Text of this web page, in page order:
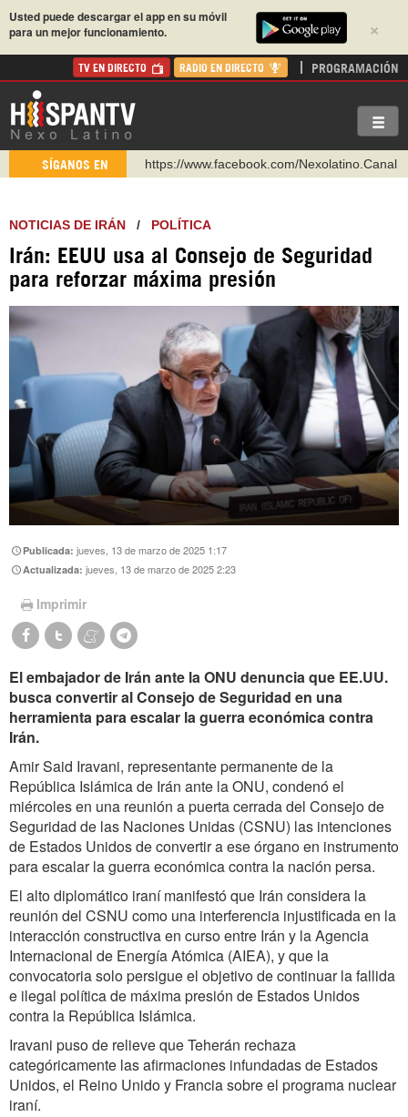
×
Usted puede descargar el app en su móvil
para un mejor funcionamiento.
TV EN DIRECTO RADIO EN DIRECTO PROGRAMACIÓN
SÍGANOS EN
https://www.facebook.com/Nexolatino.Canal
http://twitter.com/nexo_latino
https://t.me/hispantvcanal
https://urmedium.com/c/hispantv
Instagram como: hispan_tv
NOTICIAS DE IRÁN / POLÍTICA
Irán: EEUU usa al Consejo de Seguridad
para reforzar máxima presión
Publicada:jueves, 13 de marzo de 2025 1:17
Actualizada:jueves, 13 de marzo de 2025 2:23
Imprimir
El embajador de Irán ante la ONU denuncia que EE.UU.
busca convertir al Consejo de Seguridad en una
herramienta para escalar la guerra económica contra
Irán.
Amir Said Iravani, representante permanente de la
República Islámica de Irán ante la ONU, condenó el
miércoles en una reunión a puerta cerrada del Consejo de
Seguridad de las Naciones Unidas (CSNU) las intenciones
de Estados Unidos de convertir a ese órgano en instrumento
para escalar la guerra económica contra la nación persa.
El alto diplomático iraní manifestó que Irán considera la
reunión del CSNU como una interferencia injustificada en la
interacción constructiva en curso entre Irán y la Agencia
Internacional de Energía Atómica (AIEA), y que la
convocatoria solo persigue el objetivo de continuar la fallida
e ilegal política de máxima presión de Estados Unidos
contra la República Islámica.
Iravani puso de relieve que Teherán rechaza
categóricamente las afirmaciones infundadas de Estados
Unidos, el Reino Unido y Francia sobre el programa nuclear
iraní.